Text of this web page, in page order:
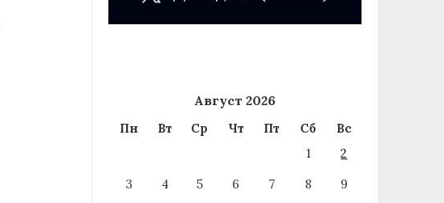
Август 2026
Пн Вт Ср Чт Пт Сб
Вс
1
2
3
4 5 6 7 8
9